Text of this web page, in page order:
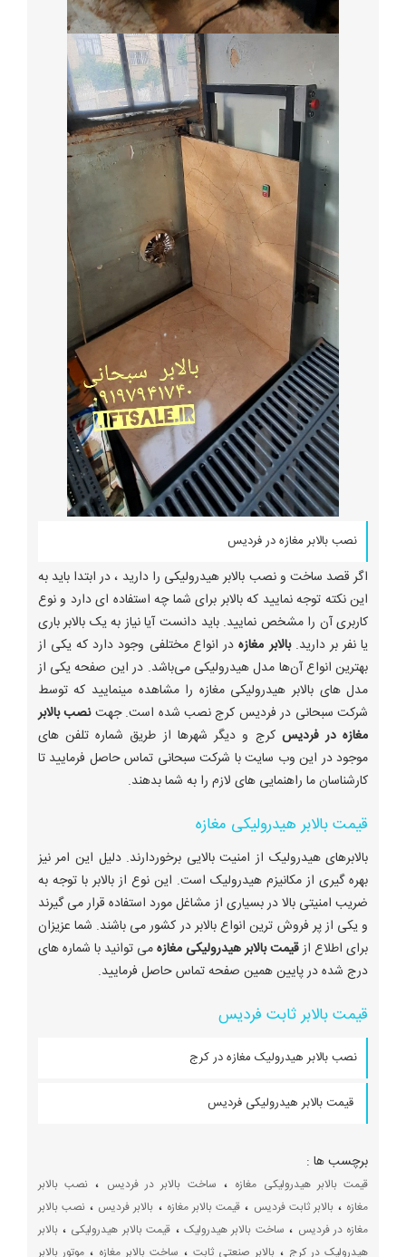
نصب بالابر مغازه در فردیس
اگر قصد ساخت و نصب بالابر هیدرولیکی را دارید ، در ابتدا باید به
این نکته توجه نمایید که بالابر برای شما چه استفاده ای دارد و نوع
کاربری آن را مشخص نمایید. باید دانست آیا نیاز به یک بالابر باری
یا نفر بر دارید.بالابر مغازهدر انواع مختلفی وجود دارد که یکی از
بهترین انواع آن‌ها مدل هیدرولیکی می‌باشد. در این صفحه یکی از
مدل های بالابر هیدرولیکی مغازه را مشاهده مینمایید که توسط
شرکت سبحانی در فردیس کرج نصب شده است. جهتنصب بالابر
مغازه در فردیس کرج و دیگر شهرها از طریق شماره تلفن های
موجود در این وب سایت با شرکت سبحانی تماس حاصل فرمایید تا
کارشناسان ما راهنمایی های لازم را به شما بدهند.
قیمت بالابر هیدرولیکی مغازه
بالابرهای هیدرولیک از امنیت بالایی برخوردارند. دلیل این امر نیز
بهره گیری از مکانیزم هیدرولیک است. این نوع از بالابر با توجه به
ضریب امنیتی بالا در بسیاری از مشاغل مورد استفاده قرار می گیرند
و یکی از پر فروش ترین انواع بالابر در کشور می باشند. شما عزیزان
برای اطلاع ازقیمت بالابر هیدرولیکی مغازهمی توانید با شماره های
درج شده در پایین همین صفحه تماس حاصل فرمایید.
قیمت بالابر ثابت فردیس
نصب بالابر هیدرولیک مغازه در کرج
قیمت بالابر هیدرولیکی فردیس
برچسب ها :
قیمت بالابر هیدرولیکی مغازه ، ساخت بالابر در فردیس ،نصب بالابر
مغازه ، بالابر ثابت فردیس ، قیمت بالابر مغازه ، بالابر فردیس ،نصب بالابر
مغازه در فردیس ، ساخت بالابر هیدرولیک، قیمت بالابر هیدرولیکی ،بالابر
هیدرولیک در کرج
بالابر صنعتی ثابت ساخت بالابر مغازه موتور بالابر